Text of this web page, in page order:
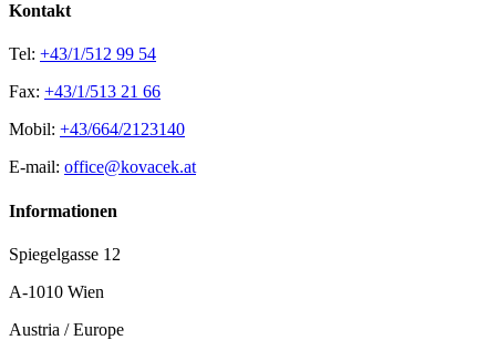
Kontakt
Tel: +43/1/512 99 54
Fax: +43/1/513 21 66
Mobil: +43/664/2123140
E-mail: office@kovacek.at
Informationen
Spiegelgasse 12
A-1010 Wien
Austria / Europe